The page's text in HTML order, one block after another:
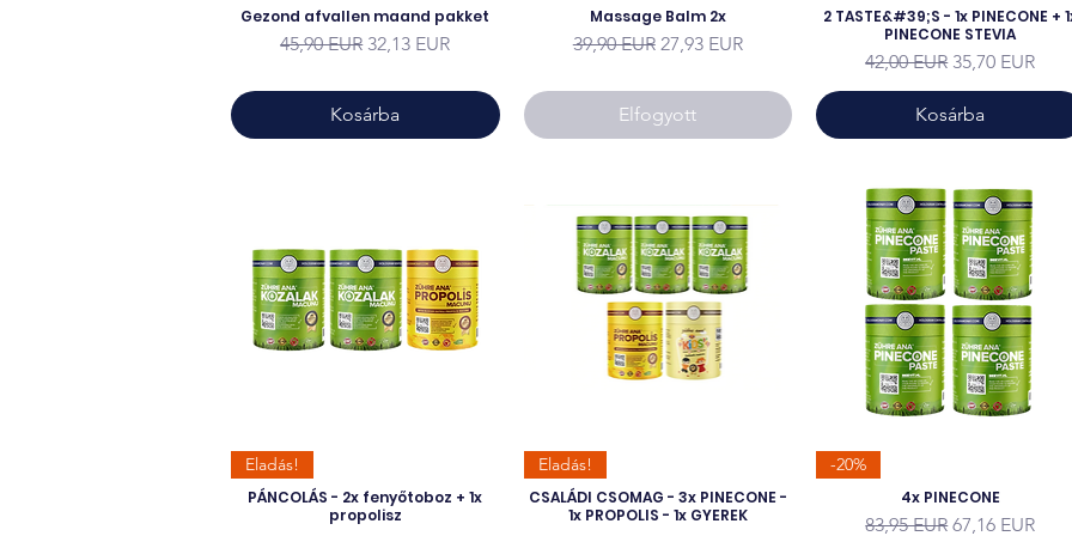
Gezond afvallen maand pakket
Szokásos ár
45,90 EUR Akciós ár
32,13 EUR
Kosárba
Massage Balm 2x
Szokásos ár
39,90 EUR Akciós ár
27,93 EUR
Elfogyott
2 TASTE&#39;S - 1x PINECONE +
PINECONE STEVIA
Szokásos ár
42,00 EUR Akciós ár
35,70 EUR
Kosárba
Eladás!
PÁNCOLÁS - 2x fenyőtoboz + 1x
propolisz
Eladás!
CSALÁDI CSOMAG - 3x PINECONE -
1x PROPOLIS - 1x GYEREK
-20%
4x PINECONE
Szokásos ár
83,95 EURAkciós ár
67,16 EUR